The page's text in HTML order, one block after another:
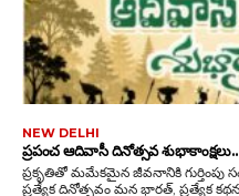
NEW DELHI
ప్రపంచ ఆదివాసీ దినోత్సవ శుభాకాంక్షలు..
ప్రకృతితో మమేకమైన జీవనానికి గుర్తింపు సంప్రదాయాలు, సంస్కృతి, హక్కుల పరిరక్షణకు